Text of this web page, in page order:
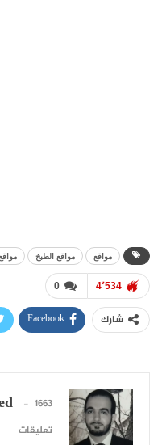
مواقع مواقع الطبخ
0 4٬534
شارك Facebook
1663 المشاركات
تعليقات